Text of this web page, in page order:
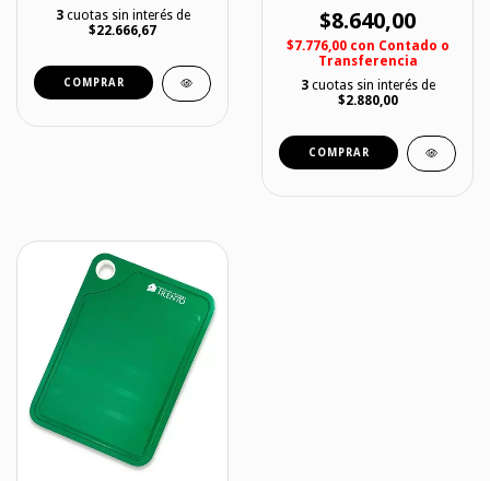
3 cuotas sin interés de
$22.666,67
$8.640,00
$7.776,00 con Contado o
Transferencia
3 cuotas sin interés de
$2.880,00